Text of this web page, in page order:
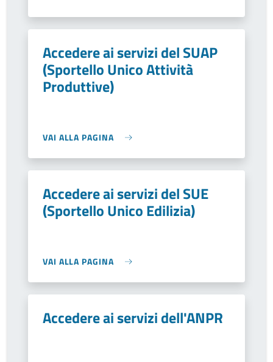
Accedere ai servizi del SUAP
(Sportello Unico Attività
Produttive)
VAI ALLA PAGINA
Accedere ai servizi del SUE
(Sportello Unico Edilizia)
VAI ALLA PAGINA
Accedere ai servizi dell'ANPR